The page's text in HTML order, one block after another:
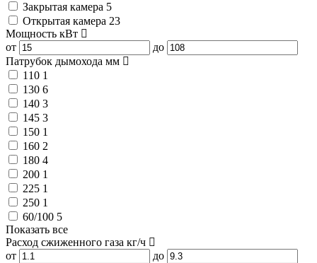
Закрытая камера 5
Открытая камера 23
Мощность кВт
от
до
Патрубок дымохода мм
110 1
130 6
140 3
145 3
150 1
160 2
180 4
200 1
225 1
250 1
60/100 5
Показать все
Расход сжиженного газа кг/ч
от
до